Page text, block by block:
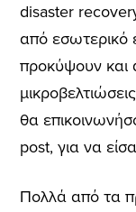
disaster
από εσωτερικό
προκύψουν και
θα
post, για να
Πολλά από τα